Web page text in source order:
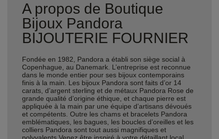
A propos de Boutique
Bijoux Pandora
BIJOUTERIE FOURNIER
Fondée en 1982, Pandora a établi son siège social à
Copenhague, au Danemark. L’entreprise est reconnue
dans le monde entier pour ses bijoux contemporains
finis à la main. Les bijoux Pandora sont faits d’or 14
carats, d’argent sterling et de métaux Pandora Rose de
grande qualité d’origine éthique, et chaque pierre est
appliquée à la main par une équipe d’artisans dévoués
et compétents. Outre les chams et bracelets Pandora
emblématiques, les bagues, les boucles d’oreilles et les
colliers Pandora sont tout aussi magnifiques et